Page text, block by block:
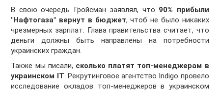
В свою очередь Гройсман заявлял, что 90% прибыли
"Нафтогаза" вернут в бюджет, чтоб не было никаких
чрезмерных зарплат. Глава правительства считает, что
деньги должны быть направлены на потребности
украинских граждан.
Также мы писали, сколько платят топ-менеджерам в
украинском IT. Рекрутинговое агентство Indigo провело
исследование окладов топ-менеджеров в украинском